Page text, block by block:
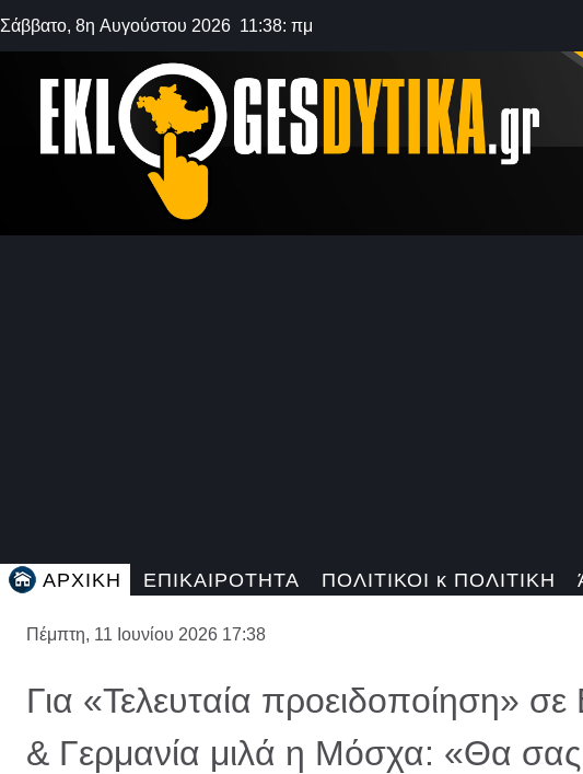
Σάββατο, 8η Αυγούστου 2026 11:38: πμ
ΑΡΧΙΚΗ ΕΠΙΚΑΙΡΟΤΗΤΑ ΠΟΛΙΤΙΚΟΙ κ ΠΟΛΙΤΙΚΗ
Πέμπτη, 11 Ιουνίου 2026 17:38
Για «Τελευταία προειδοποίηση» σε
& Γερμανία μιλά η Μόσχα: «Θα